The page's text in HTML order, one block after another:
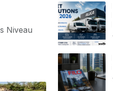
Niveau